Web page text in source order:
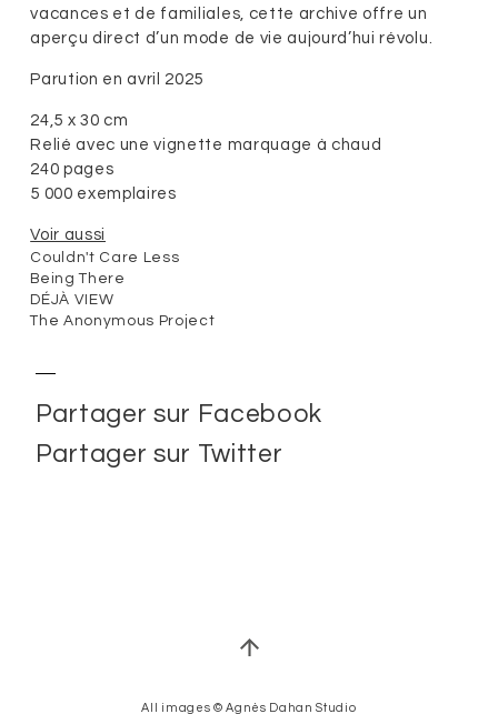
vacances et de familiales, cette archive offre un
aperçu direct d’un mode de vie aujourd’hui révolu.
Parution en avril 2025
24,5 x 30 cm
Relié avec une vignette marquage à chaud
240 pages
5 000 exemplaires
Voir aussi
Couldn't Care Less
Being There
DÉJÀ VIEW
The Anonymous Project
Partager sur Facebook
Partager sur Twitter
All images © Agnès Dahan Studio